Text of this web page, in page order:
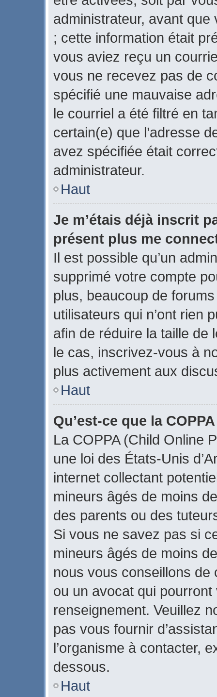
administrateur, avant
; cette information était
vous aviez reçu un
vous ne recevez pas de
spécifié une mauvaise
le courriel a été filtré en
certain(e) que l’adresse
avez spécifiée était
administrateur.
Haut
Je m’étais déjà inscrit
présent plus me
Il est possible qu’un
supprimé votre compte
plus, beaucoup de
utilisateurs qui n’ont rien
afin de réduire la taille de
le cas, inscrivez-vous à
plus activement aux
Haut
Qu’est-ce que la
La COPPA (Child Online
une loi des États-Unis
internet collectant
mineurs âgés de moins
des parents ou des
Si vous ne savez pas si
mineurs âgés de moins
nous vous conseillons de
ou un avocat qui
renseignement. Veuillez
pas vous fournir
l’organisme à contacter,
dessous.
Haut